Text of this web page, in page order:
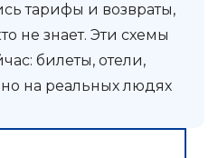
тарифы и возвраты,
не знает. Эти схемы
билеты, отели,
на реальных людях